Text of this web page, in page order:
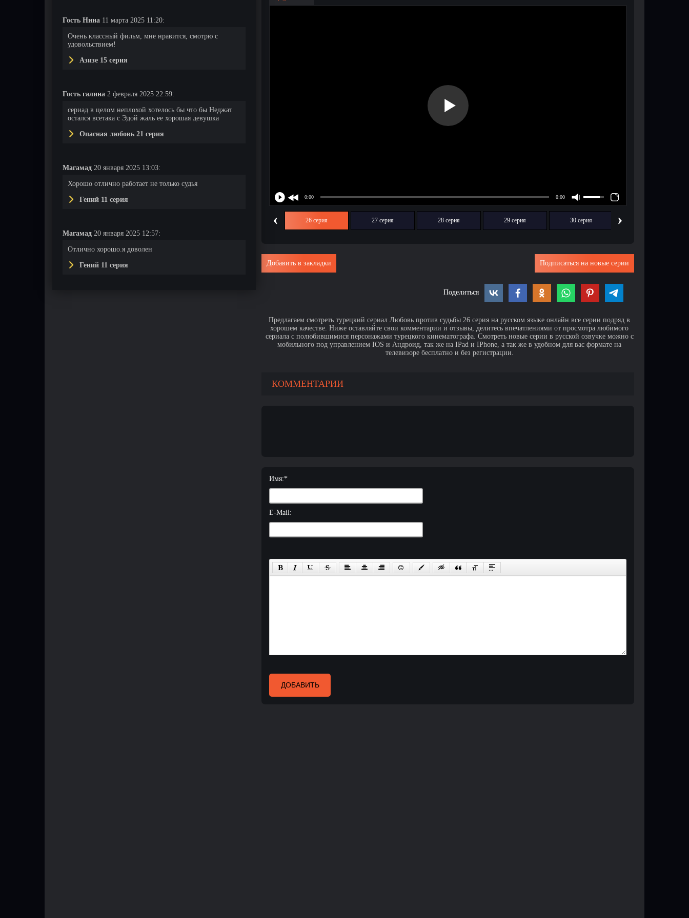
Гость Нина 11 марта 2025 11:20:
Очень классный фильм, мне нравится, смотрю с
удовольствием!
Азизе 15 серия
Гость галина 2 февраля 2025 22:59:
сериад в целом неплохой хотелось бы что бы Неджат
остался всетака с Эдой жаль ее хорошая девушка
Опасная любовь 21 серия
Магамад 20 января 2025 13:03:
Хорошо отлично работает не только судья
Гений 11 серия
Магамад 20 января 2025 12:57:
Отлично хорошо.я доволен
Гений 11 серия
‹ 26 серия 27 серия 28 серия 29 серия 30 серия ›
Подписаться на новые серии
Добавить в закладки
Поделиться
Предлагаем смотреть турецкий сериал Любовь против судьбы 26 серия на русском языке онлайн все серии подряд в
хорошем качестве. Ниже оставляйте свои комментарии и отзывы, делитесь впечатлениями от просмотра любимого
сериала с полюбившимися персонажами турецкого кинематографа. Смотреть новые серии в русской озвучке можно с
мобильного под управлением IOS и Андроид, так же на IPad и IPhone, а так же в удобном для вас формате на
телевизоре бесплатно и без регистрации.
КОММЕНТАРИИ
Имя:*
E-Mail:
ДОБАВИТЬ